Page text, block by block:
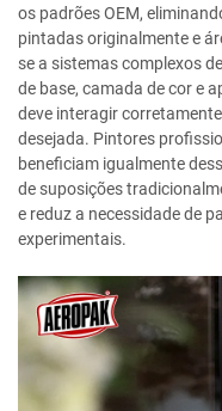
os padrões OEM,
pintadas originalmente e
se a sistemas complexos
de base, camada de cor e
deve interagir
desejada. Pintores
beneficiam igualmente
de suposições
e reduz a necessidade de
experimentais.